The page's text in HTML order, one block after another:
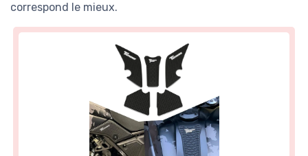
correspond le mieux.